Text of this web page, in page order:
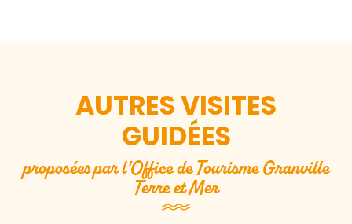
AUTRES VISITES
GUIDÉES
proposées par l'Office de Tourisme Granville
Terre et Mer